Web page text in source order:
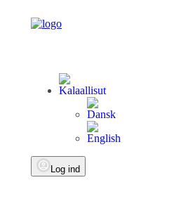
Log ind